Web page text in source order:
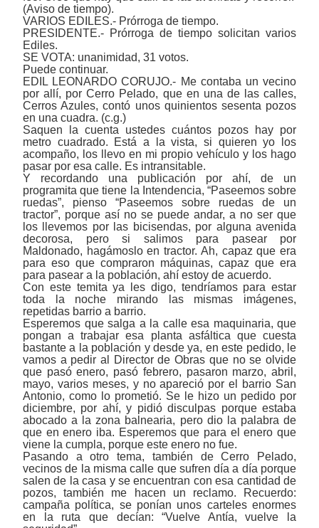
(Aviso de tiempo).
VARIOS EDILES.- Prórroga de tiempo.
PRESIDENTE.- Prórroga de tiempo solicitan varios
Ediles.
SE VOTA: unanimidad, 31 votos.
Puede continuar.
EDIL LEONARDO CORUJO.- Me contaba un vecino
por allí, por Cerro Pelado, que en una de las calles,
Cerros Azules, contó unos quinientos sesenta pozos
en una cuadra. (c.g.)
Saquen la cuenta ustedes cuántos pozos hay por
metro cuadrado. Está a la vista, si quieren yo los
acompaño, los llevo en mi propio vehículo y los hago
pasar por esa calle. Es intransitable.
Y recordando una publicación por ahí, de un
programita que tiene la Intendencia, “Paseemos sobre
ruedas”, pienso “Paseemos sobre ruedas de un
tractor”, porque así no se puede andar, a no ser que
los llevemos por las bicisendas, por alguna avenida
decorosa, pero si salimos para pasear por
Maldonado, hagámoslo en tractor. Ah, capaz que era
para eso que compraron máquinas, capaz que era
para pasear a la población, ahí estoy de acuerdo.
Con este temita ya les digo, tendríamos para estar
toda la noche mirando las mismas imágenes,
repetidas barrio a barrio.
Esperemos que salga a la calle esa maquinaria, que
pongan a trabajar esa planta asfáltica que cuesta
bastante a la población y desde ya, en este pedido, le
vamos a pedir al Director de Obras que no se olvide
que pasó enero, pasó febrero, pasaron marzo, abril,
mayo, varios meses, y no apareció por el barrio San
Antonio, como lo prometió. Se le hizo un pedido por
diciembre, por ahí, y pidió disculpas porque estaba
abocado a la zona balnearia, pero dio la palabra de
que en enero iba. Esperemos que para el enero que
viene la cumpla, porque este enero no fue.
Pasando a otro tema, también de Cerro Pelado,
vecinos de la misma calle que sufren día a día porque
salen de la casa y se encuentran con esa cantidad de
pozos, también me hacen un reclamo. Recuerdo:
campaña política, se ponían unos carteles enormes
en la ruta que decían: “Vuelve Antía, vuelve la